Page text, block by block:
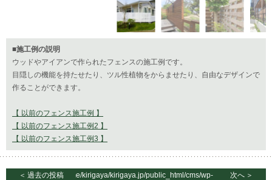
■施工例の説明
ウッドやアイアンで作られたフェンスの施工例です。
目隠しの機能を持たせたり、ツル性植物をからませたり、自由なデザインで
作ることができます。
【 以前のフェンス施工例 】
【 以前のフェンス施工例2 】
【 以前のフェンス施工例3 】
＜ 過去の投稿/home/kirigaya/kirigaya.jp/public_html/cms/wp-
次へ ＞